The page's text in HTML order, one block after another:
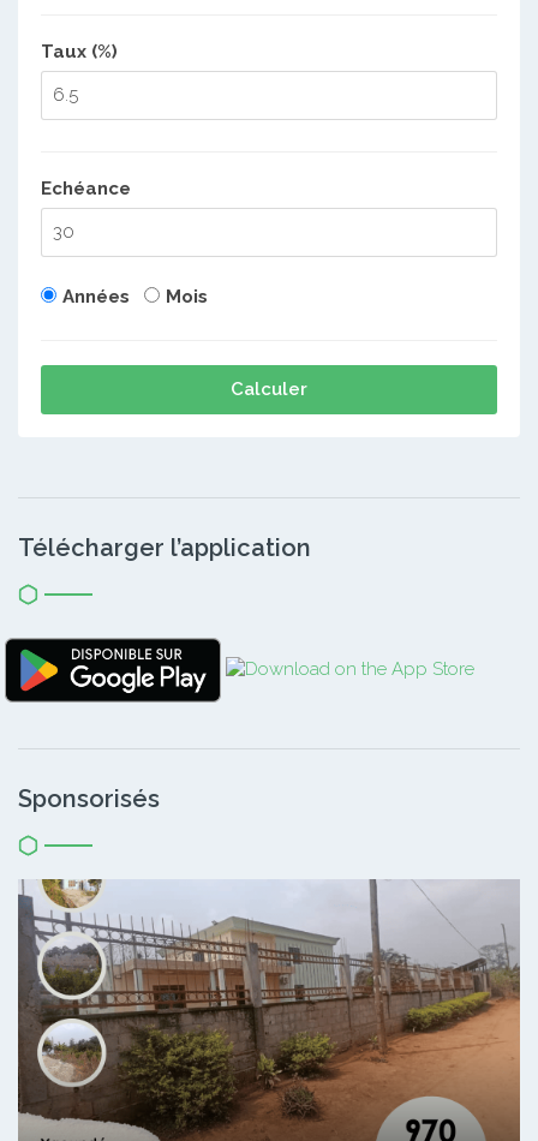
Taux (%)
Echéance
Années Mois
Calculer
Télécharger l’application
Sponsorisés